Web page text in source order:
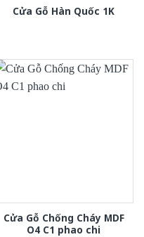
Cửa Gỗ Hàn Quốc 1K
Cửa Gỗ Chống Cháy MDF
O4 C1 phao chi